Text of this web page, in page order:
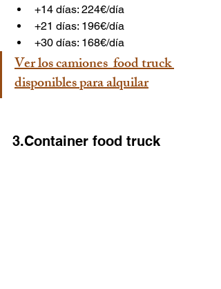
+14 días: 224€/día
+21 días: 196€/día
+30 días: 168€/día
Ver los camiones  food truck
disponibles para alquilar
3.Container food truck